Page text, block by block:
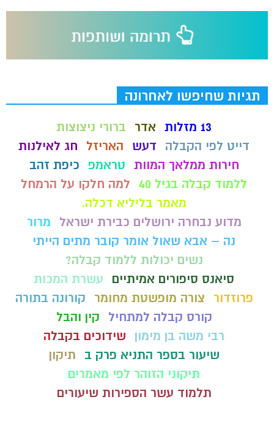
תגיות שחיפשו לאחרונה
13 מזלות אדר
ברורי ניצוצות
דייט לפי הקבלה
דעש האריזל
חג לאילנות
חירות ממלאך המוות טראמפ
כיפת זהב
ללמוד קבלה בגיל 40
למה חלקו על הרמחל
מאמר בליליא דכלה.
מדוע נבחרה ירושלים כבירת ישראל
מרור
נה – אבא שאול אומר קובר מתים הייתי
נשים יכולות ללמוד קבלה?
סיאנס סיפורים אמיתיים
עשרת המכות
פרוזדור
צורה מופשטת מחומר
קורונה בתורה
קורס קבלה למתחיל
קין והבל
רבי משה בן מימון
שידוכים בקבלה
שיעור בספר התניא פרק ב
תיקון
תיקוני הזוהר לפי מאמרים
תלמוד עשר הספירות שיעורים